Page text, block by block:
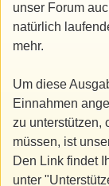
unser Forum
natürlich
mehr.
Um diese
Einnahmen
zu unterstützen,
müssen, ist
Den Link findet
unter